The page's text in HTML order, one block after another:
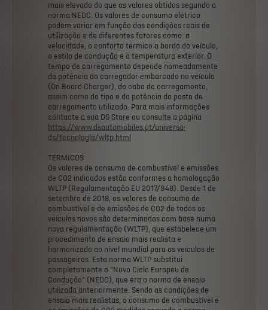
mais elevado do que os valores obtidos segundo a
norma NEDC. Os valores de consumo elétrico
podem variar em função das condições reais de
utilização e de diferentes fatores como: a
velocidade, o conforto térmico a bordo do veículo,
o estilo de condução e a temperatura exterior. O
tempo de carregamento depende nomeadamente
da potência do carregador embarcado no veículo
(On Board Charger), do cabo de carregamento,
assim como do tipo e da potência do posto de
carregamento utilizado. Para mais informações
contacte a sua DS Store ou consulte a página
https://www.dsautomobiles.pt/universo-
ds/tecnologia/wltp.html
TÉRMICOS
Os valores de consumo de combustível e emissões
de CO2 indicados estão conformes a homologação
WLTP (Regulamentação EU 2017/948). Desde 1 de
setembro de 2018, os valores de consumo de
combustível e de emissões de CO2 de todos os
veículos novos são determinadas com base numa
nova regulamentação (WLTP), que estabelece um
procedimento de ensaio mais realista e
harmonizado ao nível mundial para os veículos de
passageiros. Esta norma WLTP substitui
completamente o “Novo Ciclo Europeu de
Condução” (NEDC), que era a norma de ensaio
utilizada anteriormente. Sendo as condições de
ensaio mais realistas, o consumo de combustível e